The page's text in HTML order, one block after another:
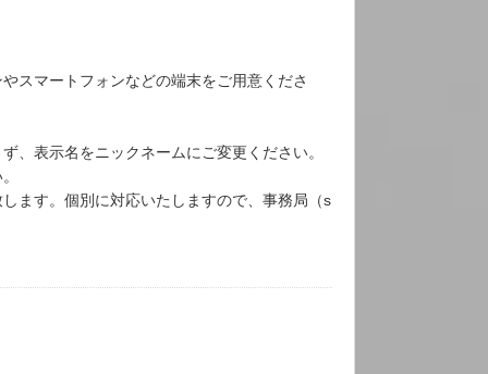
スマートフォンなどの端末をご用意くださ
、表示名をニックネームにご変更ください。
ます。個別に対応いたしますので、事務局（s